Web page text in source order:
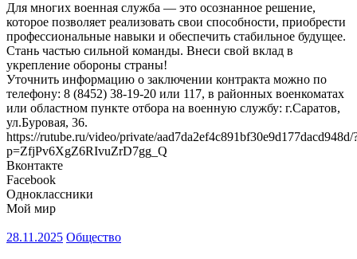
Для многих военная служба — это осознанное решение,
которое позволяет реализовать свои способности, приобрести
профессиональные навыки и обеспечить стабильное будущее.
Стань частью сильной команды. Внеси свой вклад в
укрепление обороны страны!
Уточнить информацию о заключении контракта можно по
телефону: 8 (8452) 38-19-20 или 117, в районных военкоматах
или областном пункте отбора на военную службу: г.Саратов,
ул.Буровая, 36.
https://rutube.ru/video/private/aad7da2ef4c891bf30e9d177dacd948d/
p=ZfjPv6XgZ6RIvuZrD7gg_Q
Вконтакте
Facebook
Одноклассники
Мой мир
28.11.2025 Общество